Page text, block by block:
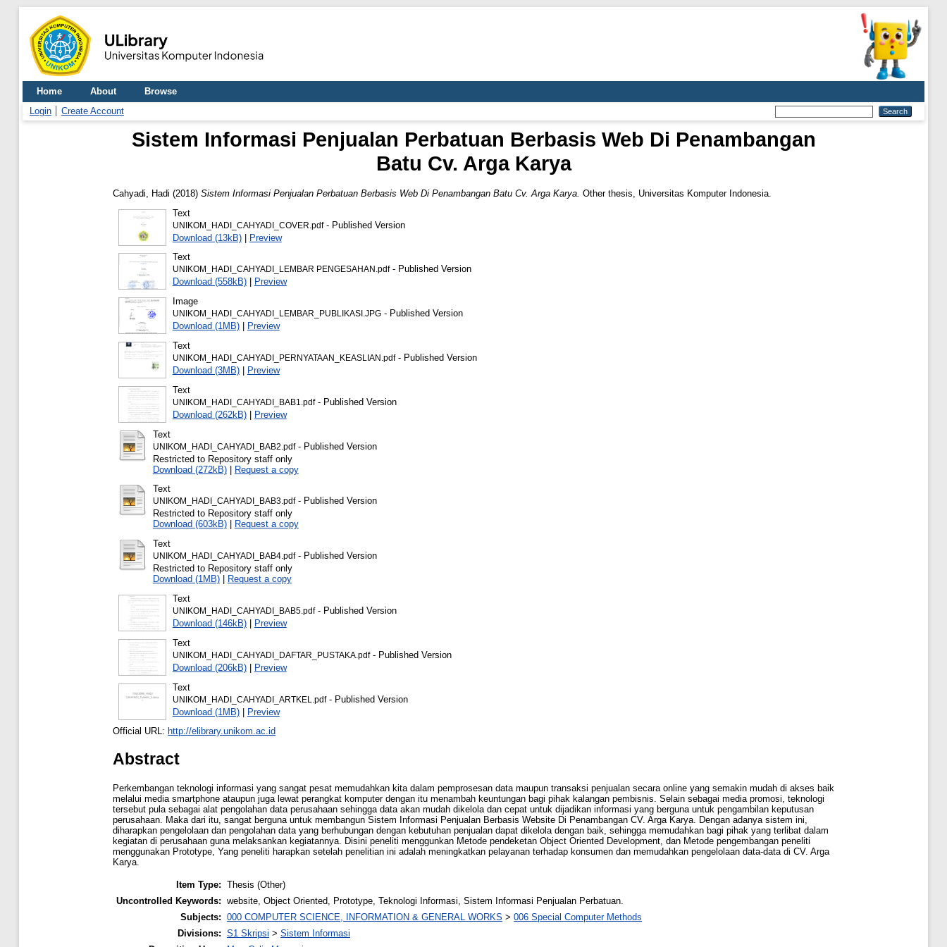
Home About
Browse
Login
Create Account
Sistem Informasi Penjualan Perbatuan Berbasis Web Di Penambangan
Batu Cv. Arga Karya
Cahyadi, Hadi (2018) Sistem Informasi Penjualan Perbatuan Berbasis Web Di Penambangan Batu Cv. Arga Karya. Other thesis, Universitas Komputer Indonesia.
Text
UNIKOM_HADI_CAHYADI_COVER.pdf- Published Version
Download (13kB)| Preview
Text
UNIKOM_HADI_CAHYADI_LEMBAR PENGESAHAN.pdf- Published Version
Download (558kB)|
Preview
Image
UNIKOM_HADI_CAHYADI_LEMBAR_PUBLIKASI.JPG- Published Version
Download (1MB)|
Preview
Text
UNIKOM_HADI_CAHYADI_PERNYATAAN_KEASLIAN.pdf- Published Version
Download (3MB)|
Preview
Text
UNIKOM_HADI_CAHYADI_BAB1.pdf- Published Version
Download (262kB)|
Preview
Text
UNIKOM_HADI_CAHYADI_BAB2.pdf- Published Version
Restricted to Repository staff only
Download (272kB)| Request a copy
Text
UNIKOM_HADI_CAHYADI_BAB3.pdf- Published Version
Restricted to Repository staff only
Download (603kB)|
Request a copy
Text
UNIKOM_HADI_CAHYADI_BAB4.pdf- Published Version
Restricted to Repository staff only
Download (1MB)|
Request a copy
Text
UNIKOM_HADI_CAHYADI_BAB5.pdf- Published Version
Download (146kB)|
Preview
Text
UNIKOM_HADI_CAHYADI_DAFTAR_PUSTAKA.pdf- Published Version
Download (206kB)|
Preview
Text
UNIKOM_HADI_CAHYADI_ARTKEL.pdf- Published Version
Download (1MB)| Preview
Official URL: http://elibrary.unikom.ac.id
Abstract
Perkembangan teknologi informasi yang sangat pesat memudahkan kita dalam pemprosesan data maupun transaksi penjualan secara online yang semakin mudah di akses baik
melalui media smartphone ataupun juga lewat perangkat komputer dengan itu menambah keuntungan bagi pihak kalangan pembisnis. Selain sebagai media promosi, teknologi
tersebut pula sebagai alat pengolahan data perusahaan sehingga data akan mudah dikelola dan cepat untuk dijadikan informasi yang berguna untuk pengambilan keputusan
perusahaan. Maka dari itu, sangat berguna untuk membangun Sistem Informasi Penjualan Berbasis Website Di Penambangan CV. Arga Karya. Dengan adanya sistem ini,
diharapkan pengelolaan dan pengolahan data yang berhubungan dengan kebutuhan penjualan dapat dikelola dengan baik, sehingga memudahkan bagi pihak yang terlibat dalam
kegiatan di perusahaan guna melaksankan kegiatannya. Disini peneliti menggunkan Metode pendeketan Object Oriented Development, dan Metode pengembangan peneliti
menggunakan Prototype, Yang peneliti harapkan setelah penelitian ini adalah meningkatkan pelayanan terhadap konsumen dan memudahkan pengelolaan data-data di CV. Arga
Karya.
Item Type: Thesis (Other)
Uncontrolled Keywords: website, Object Oriented, Prototype, Teknologi Informasi, Sistem Informasi Penjualan Perbatuan.
Subjects: 000 COMPUTER SCIENCE, INFORMATION & GENERAL WORKS > 006 Special Computer Methods
Divisions: S1 Skripsi > Sistem Informasi